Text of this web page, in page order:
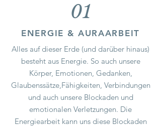
01
ENERGIE & AURAARBEIT
Alles auf dieser Erde (und darüber hinaus)
besteht aus Energie. So auch unsere
Körper, Emotionen, Gedanken,
Glaubenssätze,Fähigkeiten, Verbindungen
und auch unsere Blockaden und
emotionalen Verletzungen. Die
Energiearbeit kann uns diese Blockaden